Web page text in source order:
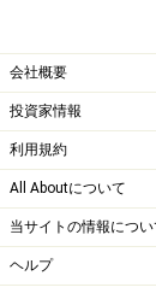
会社概要
投資家情報
利用規約
All Aboutについて
当サイトの情報につ
ヘルプ